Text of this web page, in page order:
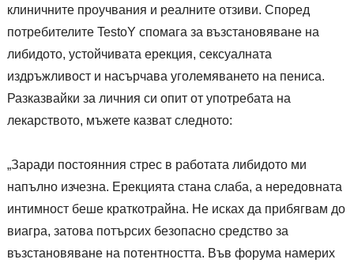
клиничните проучвания и реалните отзиви. Според
потребителите TestoY спомага за възстановяване на
либидото, устойчивата ерекция, сексуалната
издръжливост и насърчава уголемяването на пениса.
Разказвайки за личния си опит от употребата на
лекарството, мъжете казват следното:
„Заради постоянния стрес в работата либидото ми
напълно изчезна. Ерекцията стана слаба, а нередовната
интимност беше краткотрайна. Не исках да прибягвам до
виагра, затова потърсих безопасно средство за
възстановяване на потентността. Във форума намерих